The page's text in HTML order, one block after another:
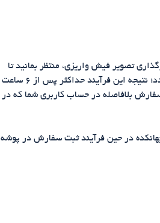
تصویر فیش واریزی، منتظر بمانید تا
تایید گردد؛ نتیجه این فرآیند حداکثر پس از 6 ساعت
سفارش بلافاصله در حساب کاربری شما که در
در حین فرآیند ثبت سفارش در پوشه